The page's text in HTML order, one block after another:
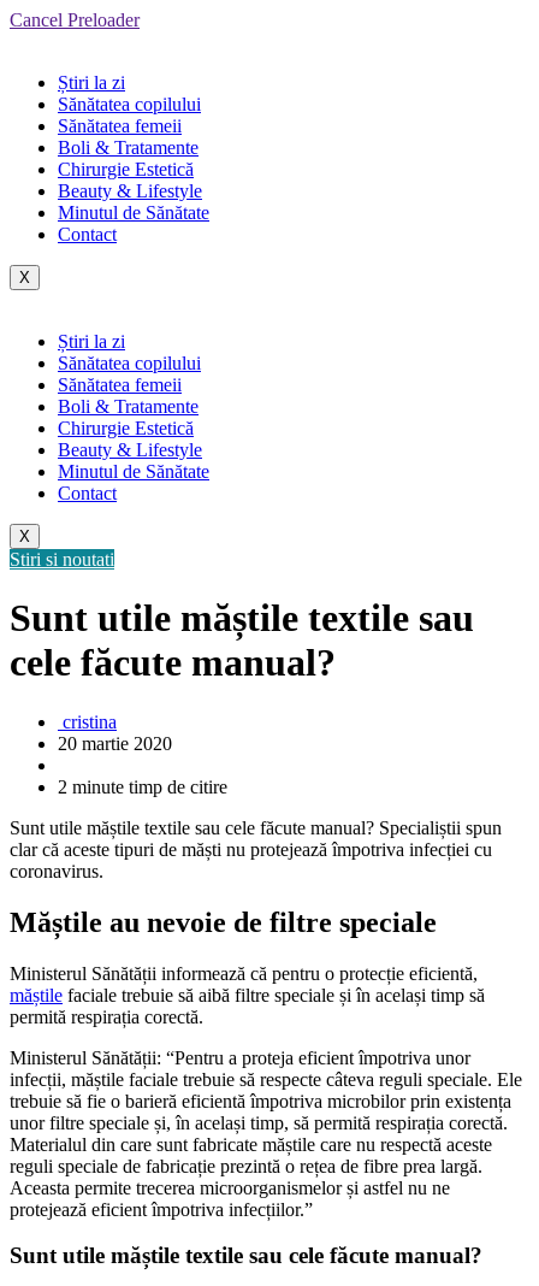
Cancel Preloader
Știri la zi
Sănătatea copilului
Sănătatea femeii
Boli & Tratamente
Chirurgie Estetică
Beauty & Lifestyle
Minutul de Sănătate
Contact
X
Știri la zi
Sănătatea copilului
Sănătatea femeii
Boli & Tratamente
Chirurgie Estetică
Beauty & Lifestyle
Minutul de Sănătate
Contact
X
Stiri si noutati
Sunt utile măștile textile sau
cele făcute manual?
cristina
20 martie 2020
2 minute timp de citire
Sunt utile măștile textile sau cele făcute manual? Specialiștii spun
clar că aceste tipuri de măști nu protejează împotriva infecției cu
coronavirus.
Măștile au nevoie de filtre speciale
Ministerul Sănătății informează că pentru o protecție eficientă,
măștile faciale trebuie să aibă filtre speciale și în același timp să
permită respirația corectă.
Ministerul Sănătății: “Pentru a proteja eficient împotriva unor
infecții, măștile faciale trebuie să respecte câteva reguli speciale. Ele
trebuie să fie o barieră eficientă împotriva microbilor prin existența
unor filtre speciale și, în același timp, să permită respirația corectă.
Materialul din care sunt fabricate măștile care nu respectă aceste
reguli speciale de fabricație prezintă o rețea de fibre prea largă.
Aceasta permite trecerea microorganismelor și astfel nu ne
protejează eficient împotriva infecțiilor.”
Sunt utile măștile textile sau cele făcute manual?